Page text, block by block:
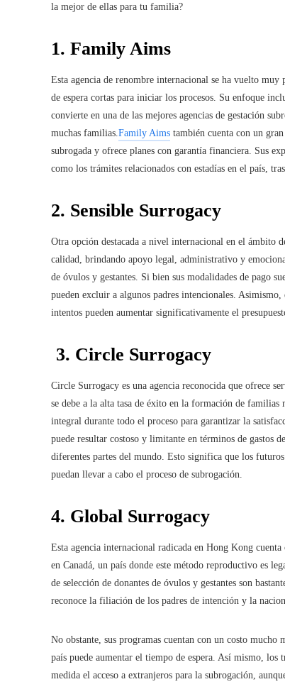
la mejor de ellas para tu familia?
1. Family Aims
Esta agencia de renombre internacional se ha vuelto
de espera cortas para iniciar los procesos. Su enfoque
convierte en una de las mejores agencias de gestación
muchas familias. Family Aims también cuenta con un
subrogada y ofrece planes con garantía financiera. Sus
como los trámites relacionados con estadías en el país,
2. Sensible Surrogacy
Otra opción destacada a nivel internacional en el ámbito
calidad, brindando apoyo legal, administrativo y
de óvulos y gestantes. Si bien sus modalidades de pago
pueden excluir a algunos padres intencionales.
intentos pueden aumentar significativamente el
3. Circle Surrogacy
Circle Surrogacy es una agencia reconocida que ofrece
se debe a la alta tasa de éxito en la formación de
integral durante todo el proceso para garantizar la
puede resultar costoso y limitante en términos de gastos
diferentes partes del mundo. Esto significa que los
puedan llevar a cabo el proceso de subrogación.
4. Global Surrogacy
Esta agencia internacional radicada en Hong Kong
en Canadá, un país donde este método reproductivo es
de selección de donantes de óvulos y gestantes son
reconoce la filiación de los padres de intención y la
No obstante, sus programas cuentan con un costo mucho
país puede aumentar el tiempo de espera. Así mismo,
medida el acceso a extranjeros para la subrogación,